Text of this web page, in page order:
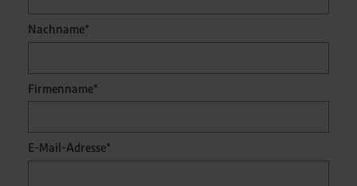
Nachname*
Firmenname*
E-Mail-Adresse*